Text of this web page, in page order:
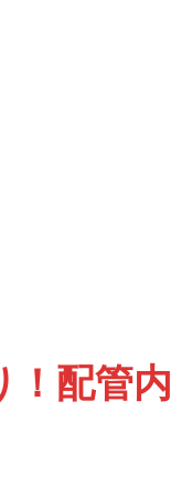
配管内